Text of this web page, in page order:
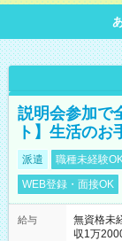
説明会参加で
ト】生活のお
派遣 職種未経験
WEB登録・面接OK
給与
無資格未
収1万